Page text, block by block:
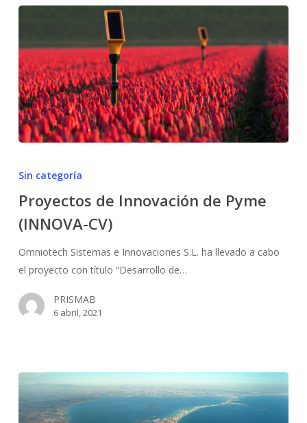
No hay productos en el carrito.
Go To Shop
de
Pyme
CV)
Sin categoría
Proyectos de Innovación de Pyme
(INNOVA-CV)
Omniotech Sistemas e Innovaciones S.L. ha llevado a cabo
el proyecto con título “Desarrollo de…
PRISMAB
6 abril, 2021